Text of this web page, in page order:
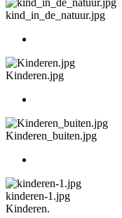
kind_in_de_natuur.jpg
Kinderen.jpg
Kinderen_buiten.jpg
kinderen-1.jpg
Kinderen.